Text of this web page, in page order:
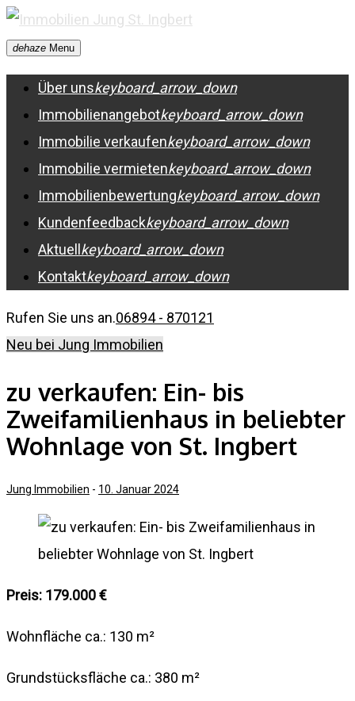
Skip
to
content
dehaze Menu
Über unskeyboard_arrow_down
Immobilienangebotkeyboard_arrow_down
Immobilie verkaufenkeyboard_arrow_down
Immobilie vermietenkeyboard_arrow_down
Immobilienbewertungkeyboard_arrow_down
Kundenfeedbackkeyboard_arrow_down
Aktuell keyboard_arrow_down
Kontaktkeyboard_arrow_down
Rufen Sie uns an.06894 - 870121
Neu bei Jung Immobilien
zu verkaufen: Ein- bis
Zweifamilienhaus in beliebter
Wohnlage von St. Ingbert
Jung Immobilien - 10. Januar 2024
Preis: 179.000 €
Wohnfläche ca.: 130 m²
Grundstücksfläche ca.: 380 m²